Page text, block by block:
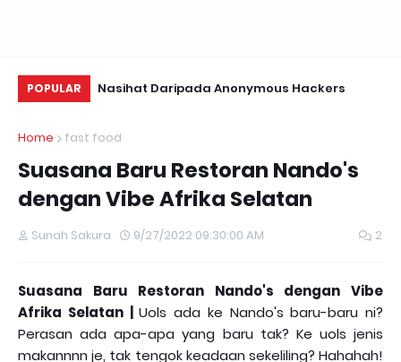
POPULAR
Suku Suku Nasihat Daripada Anonymous Hackers
Home
fast food
Suasana Baru Restoran Nando's
dengan Vibe Afrika Selatan
Sunah Sakura 9/27/2022 09:30:00 AM 2
Suasana Baru Restoran Nando's dengan Vibe
Afrika Selatan |Uols ada ke Nando's baru-baru ni?
Perasan ada apa-apa yang baru tak? Ke uols jenis
makannnn je, tak tengok keadaan sekeliling? Hahahah!